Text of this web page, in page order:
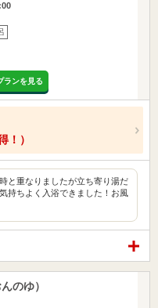
ランを見る
！）
と重なりましたが立ち寄り湯だ
持ちよく入浴できました！お風
のゆ）